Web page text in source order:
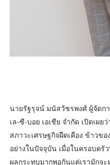
นายรัฐรุจน์ มนัสวัชรพงศ์ ผู้จัดก
เล-ซี-บอย เอเชีย จำกัด เปิดเผ
สภาวะเศรษฐกิจฝืดเคือง ข้าวข
อย่างในปัจจุบัน เมื่อในครอบค
ผลกระทบมากพอกันแต่เรามักจ